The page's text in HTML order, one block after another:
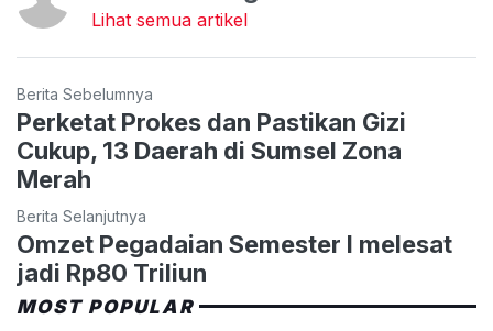
Lihat semua artikel
Berita Sebelumnya
Perketat Prokes dan Pastikan Gizi
Cukup, 13 Daerah di Sumsel Zona
Merah
Berita Selanjutnya
Omzet Pegadaian Semester I melesat
jadi Rp80 Triliun
MOST POPULAR